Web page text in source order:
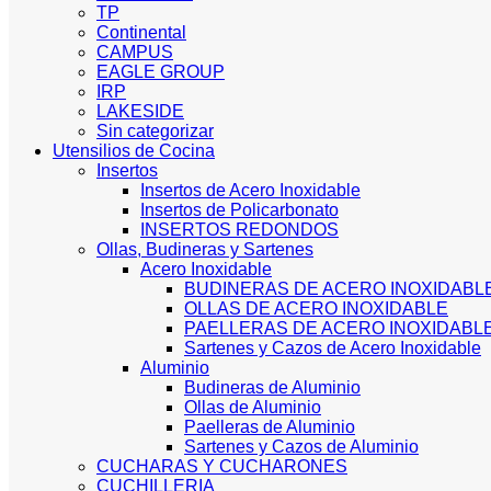
TP
Continental
CAMPUS
EAGLE GROUP
IRP
LAKESIDE
Sin categorizar
Utensilios de Cocina
Insertos
Insertos de Acero Inoxidable
Insertos de Policarbonato
INSERTOS REDONDOS
Ollas, Budineras y Sartenes
Acero Inoxidable
BUDINERAS DE ACERO
OLLAS DE ACERO INOXIDABLE
PAELLERAS DE ACERO
Sartenes y Cazos de Acero Inoxidable
Aluminio
Budineras de Aluminio
Ollas de Aluminio
Paelleras de Aluminio
Sartenes y Cazos de Aluminio
CUCHARAS Y CUCHARONES
CUCHILLERIA